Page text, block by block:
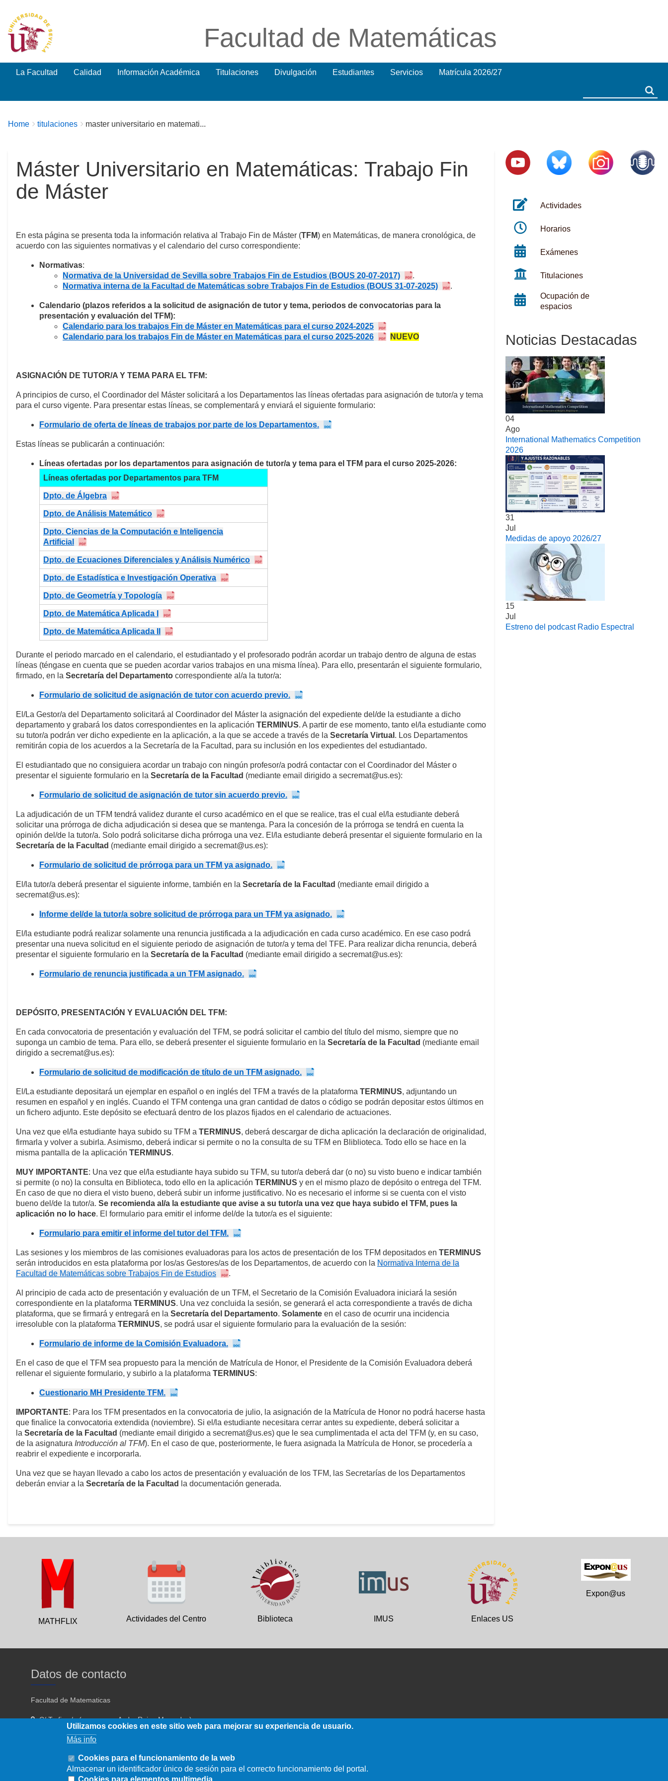
Facultad de Matemáticas
La Facultad Calidad Información Académica Titulaciones Divulgación Estudiantes Servicios Matrícula 2026/27
Breadcrumbs
You
Home titulaciones master universitario en matemati...
Máster Universitario en Matemáticas: Trabajo Fin
de Máster
En esta página se presenta toda la información relativa al Trabajo Fin de Máster (TFM) en Matemáticas, de manera cronológica, de
acuerdo con las siguientes normativas y el calendario del curso correspondiente:
Normativas:
Normativa de la Universidad de Sevilla sobre Trabajos Fin de Estudios (BOUS 20-07-2017)
.
Normativa interna de la Facultad de Matemáticas sobre Trabajos Fin de Estudios (BOUS 31-07-2025)
.
Calendario (plazos referidos a la solicitud de asignación de tutor y tema, periodos de convocatorias para la
presentación y evaluación del TFM):
Calendario para los trabajos Fin de Máster en Matemáticas para el curso 2024-2025
Calendario para los trabajos Fin de Máster en Matemáticas para el curso 2025-2026
NUEVO
ASIGNACIÓN DE TUTOR/A Y TEMA PARA EL TFM:
A principios de curso, el Coordinador del Máster solicitará a los Departamentos las líneas ofertadas para asignación de tutor/a y tema
para el curso vigente. Para presentar estas líneas, se complementará y enviará el siguiente formulario:
Formulario de oferta de líneas de trabajos por parte de los Departamentos.
Estas líneas se publicarán a continuación:
Líneas ofertadas por los departamentos para asignación de tutor/a y tema para el TFM para el curso 2025-2026:
Líneas ofertadas por Departamentos para TFM
Dpto. de Álgebra
Dpto. de Análisis Matemático
Dpto. Ciencias de la Computación e Inteligencia
Artificial
Dpto. de Ecuaciones Diferenciales y Análisis Numérico
Dpto. de Estadística e Investigación Operativa
Dpto. de Geometría y Topología
Dpto. de Matemática Aplicada I
Dpto. de Matemática Aplicada II
Durante el periodo marcado en el calendario, el estudiantado y el profesorado podrán acordar un trabajo dentro de alguna de estas
líneas (téngase en cuenta que se pueden acordar varios trabajos en una misma línea). Para ello, presentarán el siguiente formulario,
firmado, en la Secretaría del Departamento correspondiente al/a la tutor/a:
Formulario de solicitud de asignación de tutor con acuerdo previo.
El/La Gestor/a del Departamento solicitará al Coordinador del Máster la asignación del expediente del/de la estudiante a dicho
departamento y grabará los datos correspondientes en la aplicación TERMINUS. A partir de ese momento, tanto el/la estudiante como
su tutor/a podrán ver dicho expediente en la aplicación, a la que se accede a través de la Secretaría Virtual . Los Departamentos
remitirán copia de los acuerdos a la Secretaría de la Facultad, para su inclusión en los expedientes del estudiantado.
El estudiantado que no consiguiera acordar un trabajo con ningún profesor/a podrá contactar con el Coordinador del Máster o
presentar el siguiente formulario en la Secretaría de la Facultad (mediante email dirigido a secremat@us.es):
Formulario de solicitud de asignación de tutor sin acuerdo previo.
La adjudicación de un TFM tendrá validez durante el curso académico en el que se realice, tras el cual el/la estudiante deberá
solicitar una prórroga de dicha adjudicación si desea que se mantenga. Para la concesión de la prórroga se tendrá en cuenta la
opinión del/de la tutor/a. Solo podrá solicitarse dicha prórroga una vez. El/la estudiante deberá presentar el siguiente formulario en la
Secretaría de la Facultad (mediante email dirigido a secremat@us.es):
Formulario de solicitud de prórroga para un TFM ya asignado.
El/la tutor/a deberá presentar el siguiente informe, también en la Secretaría de la Facultad (mediante email dirigido a
secremat@us.es):
Informe del/de la tutor/a sobre solicitud de prórroga para un TFM ya asignado.
El/la estudiante podrá realizar solamente una renuncia justificada a la adjudicación en cada curso académico. En ese caso podrá
presentar una nueva solicitud en el siguiente periodo de asignación de tutor/a y tema del TFE. Para realizar dicha renuncia, deberá
presentar el siguiente formulario en la Secretaría de la Facultad (mediante email dirigido a secremat@us.es):
Formulario de renuncia justificada a un TFM asignado.
DEPÓSITO, PRESENTACIÓN Y EVALUACIÓN DEL TFM:
En cada convocatoria de presentación y evaluación del TFM, se podrá solicitar el cambio del título del mismo, siempre que no
suponga un cambio de tema. Para ello, se deberá presenter el siguiente formulario en la Secretaría de la Facultad (mediante email
dirigido a secremat@us.es):
Formulario de solicitud de modificación de título de un TFM asignado.
El/La estudiante depositará un ejemplar en español o en inglés del TFM a través de la plataforma TERMINUS, adjuntando un
resumen en español y en inglés. Cuando el TFM contenga una gran cantidad de datos o código se podrán depositar estos últimos en
un fichero adjunto. Este depósito se efectuará dentro de los plazos fijados en el calendario de actuaciones.
Una vez que el/la estudiante haya subido su TFM a TERMINUS, deberá descargar de dicha aplicación la declaración de originalidad,
firmarla y volver a subirla. Asimismo, deberá indicar si permite o no la consulta de su TFM en Bliblioteca. Todo ello se hace en la
misma pantalla de la aplicación TERMINUS.
MUY IMPORTANTE: Una vez que el/la estudiante haya subido su TFM, su tutor/a deberá dar (o no) su visto bueno e indicar también
si permite (o no) la consulta en Biblioteca, todo ello en la aplicación TERMINUS y en el mismo plazo de depósito o entrega del TFM.
En caso de que no diera el visto bueno, deberá subir un informe justificativo. No es necesario el informe si se cuenta con el visto
bueno del/de la tutor/a. Se recomienda al/a la estudiante que avise a su tutor/a una vez que haya subido el TFM, pues la
aplicación no lo hace. El formulario para emitir el informe del/de la tutor/a es el siguiente:
Formulario para emitir el informe del tutor del TFM.
Las sesiones y los miembros de las comisiones evaluadoras para los actos de presentación de los TFM depositados en TERMINUS
serán introducidos en esta plataforma por los/as Gestores/as de los Departamentos, de acuerdo con la Normativa Interna de la
Facultad de Matemáticas sobre Trabajos Fin de Estudios
.
Al principio de cada acto de presentación y evaluación de un TFM, el Secretario de la Comisión Evaluadora iniciará la sesión
correspondiente en la plataforma TERMINUS. Una vez concluida la sesión, se generará el acta correspondiente a través de dicha
plataforma, que se firmará y entregará en la Secretaría del Departamento. Solamente en el caso de ocurrir una incidencia
irresoluble con la plataforma TERMINUS, se podrá usar el siguiente formulario para la evaluación de la sesión:
Formulario de informe de la Comisión Evaluadora.
En el caso de que el TFM sea propuesto para la mención de Matrícula de Honor, el Presidente de la Comisión Evaluadora deberá
rellenar el siguiente formulario, y subirlo a la plataforma TERMINUS:
Cuestionario MH Presidente TFM.
IMPORTANTE: Para los TFM presentados en la convocatoria de julio, la asignación de la Matrícula de Honor no podrá hacerse hasta
que finalice la convocatoria extendida (noviembre). Si el/la estudiante necesitara cerrar antes su expediente, deberá solicitar a
la Secretaría de la Facultad (mediante email dirigido a secremat@us.es) que le sea cumplimentada el acta del TFM (y, en su caso,
de la asignatura Introducción al TFM). En el caso de que, posteriormente, le fuera asignada la Matrícula de Honor, se procedería a
reabrir el expediente e incorporarla.
Una vez que se hayan llevado a cabo los actos de presentación y evaluación de los TFM, las Secretarías de los Departamentos
deberán enviar a la Secretaría de la Facultad la documentación generada.
Actividades
Horarios
Exámenes
Titulaciones
Ocupación de
espacios
Noticias Destacadas
04
Ago
International Mathematics Competition
2026
31
Jul
Medidas de apoyo 2026/27
15
Jul
Estreno del podcast Radio Espectral
MATHFLIX Actividades del Centro Biblioteca IMUS Enlaces US
Expon@us
Datos de contacto
Facultad de Matematicas
C/ Tarfia s/n (acceso por Avda. Reina Mercedes)
Sevilla - 41012
fmatematicas@us.es
Utilizamos cookies en este sitio web para mejorar su experiencia de usuario.
Más info
Cookies para el funcionamiento de la web
Almacenar un identificador único de sesión para el correcto funcionamiento del portal.
Cookies para elementos multimedia